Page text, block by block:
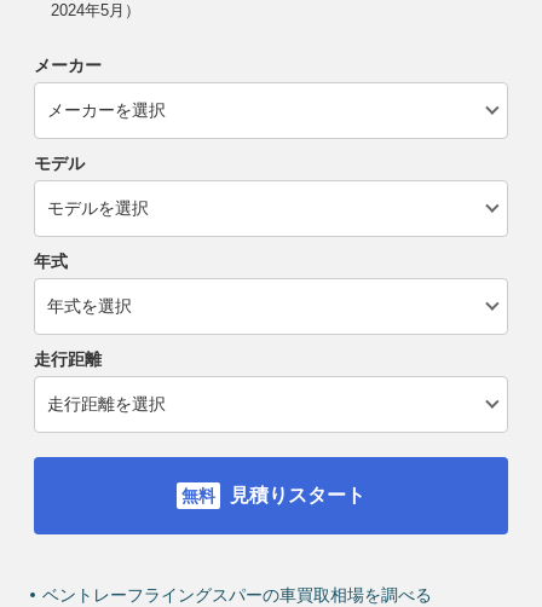
2024年5月）
メーカー
モデル
年式
走行距離
見積りスタート
ベントレーフライングスパーの車買取相場を調べる